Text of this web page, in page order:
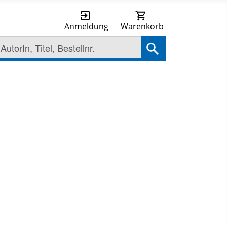
Anmeldung Warenkorb